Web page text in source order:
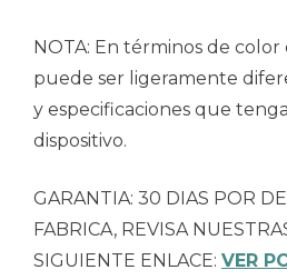
NOTA: En términos de
puede ser ligeramente
y especificaciones que
dispositivo.
GARANTIA: 30 DIAS POR
FABRICA, REVISA
SIGUIENTE ENLACE: VER